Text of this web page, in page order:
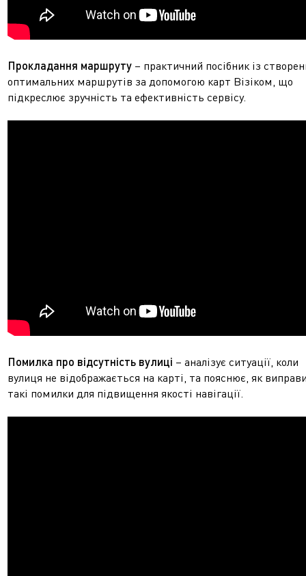
Прокладання маршруту – практичний посібник із
оптимальних маршрутів за допомогою карт Візіком, що
підкреслює зручність та ефективність сервісу.
Помилка про відсутність вулиці – аналізує ситуації, коли
вулиця не відображається на карті, та пояснює, як
такі помилки для підвищення якості навігації.